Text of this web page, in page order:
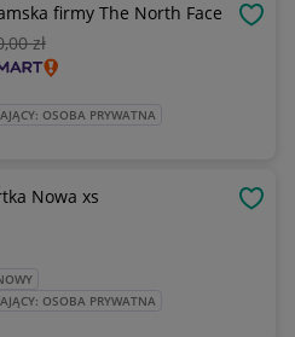
firmy The North Face
,00 zł
OSOBA PRYWATNA
Nowa xs
OSOBA PRYWATNA